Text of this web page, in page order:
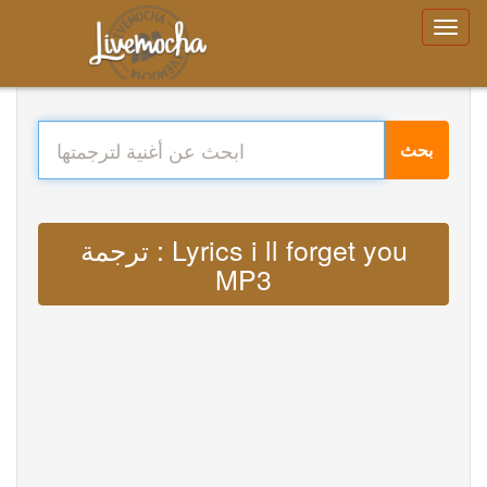
بحث
ترجمة : Lyrics i ll forget you
MP3